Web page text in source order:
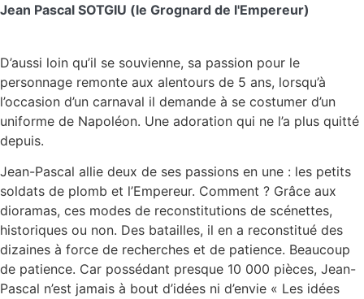
Jean Pascal SOTGIU (le Grognard de l'Empereur)
D’aussi loin qu’il se souvienne, sa passion pour le
personnage remonte aux alentours de 5 ans, lorsqu’à
l’occasion d’un carnaval il demande à se costumer d’un
uniforme de Napoléon. Une adoration qui ne l’a plus quitté
depuis.
Jean-Pascal allie deux de ses passions en une : les petits
soldats de plomb et l’Empereur. Comment ? Grâce aux
dioramas, ces modes de reconstitutions de scénettes,
historiques ou non. Des batailles, il en a reconstitué des
dizaines à force de recherches et de patience. Beaucoup
de patience. Car possédant presque 10 000 pièces, Jean-
Pascal n’est jamais à bout d’idées ni d’envie « Les idées